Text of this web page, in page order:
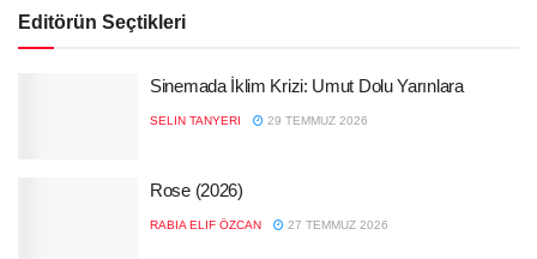
Editörün Seçtikleri
Sinemada İklim Krizi: Umut Dolu Yarınlara
SELIN TANYERI 29 TEMMUZ 2026
Rose (2026)
RABIA ELIF ÖZCAN 27 TEMMUZ 2026